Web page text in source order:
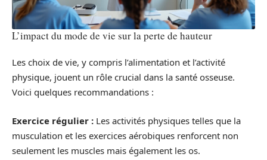
L’impact du mode de vie sur la perte de hauteur
Les choix de vie, y compris l’alimentation et l’activité
physique, jouent un rôle crucial dans la santé osseuse.
Voici quelques recommandations :
Exercice régulier : Les activités physiques telles que la
musculation et les exercices aérobiques renforcent non
seulement les muscles mais également les os.